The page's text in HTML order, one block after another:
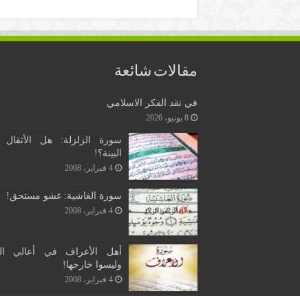
مقالات شائعة
في نقد الفكر الاسلامي
8 يونيو، 2026
سورة الزلزلة: هل
البينة؟!
4 فبراير، 2008
سورة الغاشية: غشو مستحق!
4 فبراير، 2008
أهل الأعراف في أعالي
وليسوا خارجها!
4 فبراير، 2008